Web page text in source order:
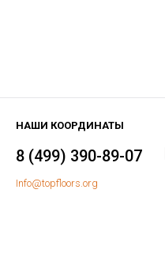
НАШИ КООРДИНАТЫ
8 (499) 390-89-07
Info@topfloors.org